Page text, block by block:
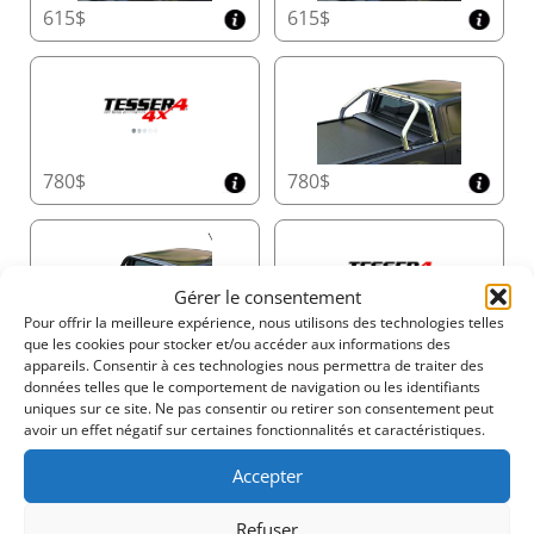
Gérer le consentement
Pour offrir la meilleure expérience, nous utilisons des technologies telles
que les cookies pour stocker et/ou accéder aux informations des
appareils. Consentir à ces technologies nous permettra de traiter des
données telles que le comportement de navigation ou les identifiants
uniques sur ce site. Ne pas consentir ou retirer son consentement peut
avoir un effet négatif sur certaines fonctionnalités et caractéristiques.
Accepter
Refuser
Gardez la benne de votre camion au sec et protégée
grâce au système de drainage double Φ20. Équipé de
la technologie Anti-Feuilles et de canaux de
débordement doubles, il gère efficacement jusqu’à 60
litres par minute, assurant que le compartiment reste
propre et fonctionnel, même sous de fortes pluies.
Design Compact du Compartiment pour un Gain
de Place
Maximisez la capacité de stockage de votre benne avec
les dimensions compactes leaders du secteur du
Tessera Roll+ :
•Double Cabine: 20 cm x 23 cm (H x L)
•Cabine Spacieuse/Simple et Modèles
Américains: 26 cm x 30 cm (H x L)
Ce design offre plus d’espace utilisable tout en
maintenant la durabilité et la fonctionnalité.
615$ 615$
780$ 780$
725$ 725$
955$ 955$